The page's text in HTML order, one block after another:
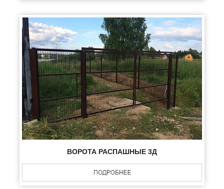
ВОРОТА РАСПАШНЫЕ 3Д